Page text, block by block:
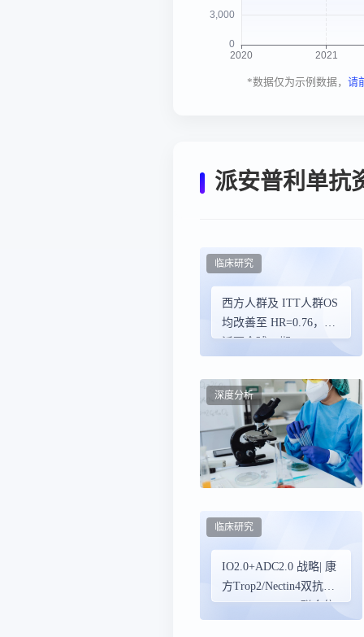
*数据仅为示例数据， 请
派安普利单抗
西方人群及 ITT人群OS
均改善至 HR=0.76，依
沃西全球III期
新，东西方人群疗效高
度一致
临床研究
深度分析
IO2.0+ADC2.0 战略| 康
方Trop2/Nectin4双抗
ADC(AK146D1)联合依
临床研究